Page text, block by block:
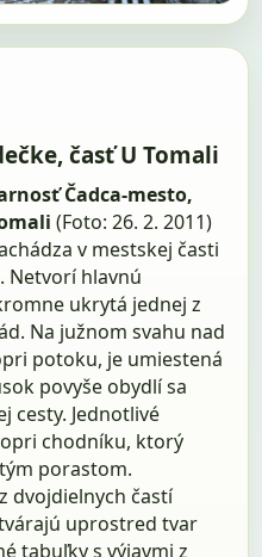
časť U Tomali
Čadca-mesto,
(Foto: 26. 2. 2011)
v mestskej časti
Netvorí hlavnú
ukrytá jednej z
Na južnom svahu nad
potoku, je umiestená
povyše obydlí sa
cesty. Jednotlivé
chodníku, ktorý
porastom.
dvojdielnych častí
uprostred tvar
tabuľky s výjavmi z